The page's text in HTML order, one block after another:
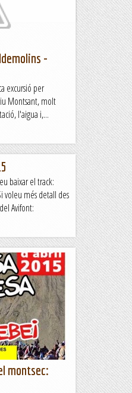
-
excursió per
Montsant, molt
l'aigua i,...
baixar el track:
voleu més detall des
Avifont:
montsec: